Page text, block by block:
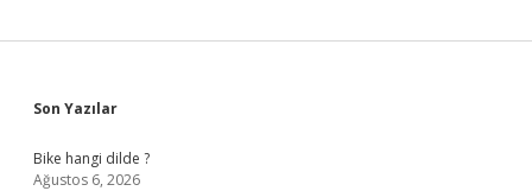
Sidebar
Son Yazılar
Bike hangi dilde ?
Ağustos 6, 2026